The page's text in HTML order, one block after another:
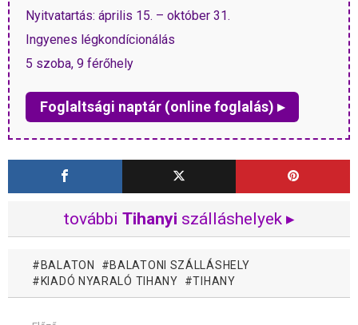
Nyitvatartás: április 15. – október 31.
Ingyenes légkondícionálás
5 szoba, 9 férőhely
Foglaltsági naptár (online foglalás) ▸
további Tihanyi szálláshelyek ▸
BALATON
BALATONI SZÁLLÁSHELY
KIADÓ NYARALÓ TIHANY
TIHANY